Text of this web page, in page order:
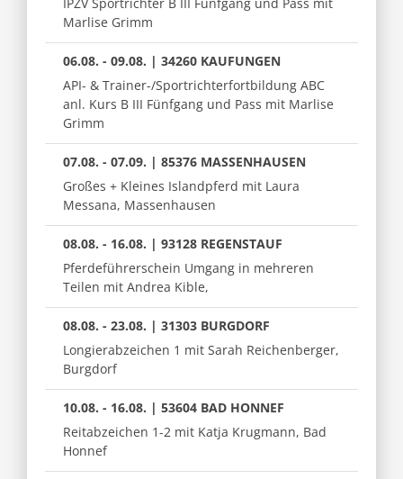
Marlise Grimm
06.08. - 09.08. | 34260 KAUFUNGEN
API- & Trainer-/Sportrichterfortbildung ABC
anl. Kurs B III Fünfgang und Pass mit Marlise
Grimm
07.08. - 07.09. | 85376 MASSENHAUSEN
Großes + Kleines Islandpferd mit Laura
Messana, Massenhausen
08.08. - 16.08. | 93128 REGENSTAUF
Pferdeführerschein Umgang in mehreren
Teilen mit Andrea Kible,
08.08. - 23.08. | 31303 BURGDORF
Longierabzeichen 1 mit Sarah Reichenberger,
Burgdorf
10.08. - 16.08. | 53604 BAD HONNEF
Reitabzeichen 1-2 mit Katja Krugmann, Bad
Honnef